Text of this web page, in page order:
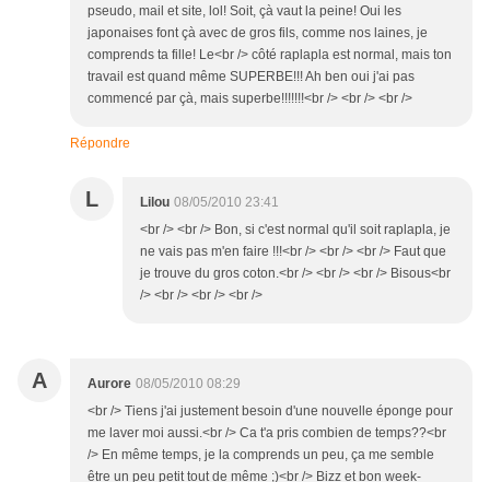
pseudo, mail et site, lol! Soit, çà vaut la peine! Oui les
japonaises font çà avec de gros fils, comme nos laines, je
comprends ta fille! Le<br /> côté raplapla est normal, mais ton
travail est quand même SUPERBE!!! Ah ben oui j'ai pas
commencé par çà, mais superbe!!!!!!!<br /> <br /> <br />
Répondre
L Lilou 08/05/2010 23:41
<br /> <br /> Bon, si c'est normal qu'il soit raplapla, je
ne vais pas m'en faire !!!<br /> <br /> <br /> Faut que
je trouve du gros coton.<br /> <br /> <br /> Bisous<br
/> <br /> <br /> <br />
A Aurore 08/05/2010 08:29
<br /> Tiens j'ai justement besoin d'une nouvelle éponge pour
me laver moi aussi.<br /> Ca t'a pris combien de temps??<br
/> En même temps, je la comprends un peu, ça me semble
être un peu petit tout de même ;)<br /> Bizz et bon week-